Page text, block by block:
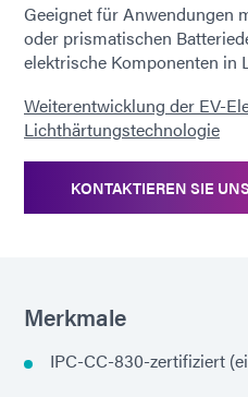
Geeignet für Anwendungen
oder prismatischen
elektrische Komponenten in
Weiterentwicklung der EV-
Lichthärtungstechnologie
KONTAKTIEREN SIE UNS
Merkmale
IPC-CC-830-zertifiziert